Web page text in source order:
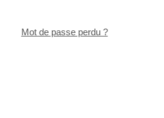
Mot de passe perdu ?